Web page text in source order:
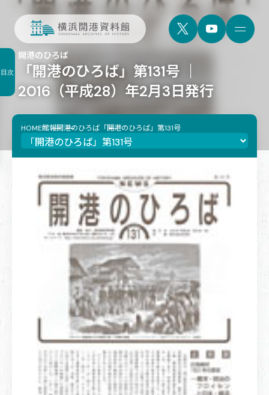
「開港のひろば」第131号 ｜
2016（平成28）年2月3日発行
開港のひろば
HOME館報開港のひろば 「開港のひろば」第131号
目次